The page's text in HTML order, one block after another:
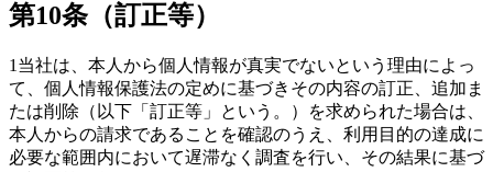
第10条（訂正等）
1 当社は、本人から個人情報が真実でないという理由によっ
て、個人情報保護法の定めに基づきその内容の訂正、追加ま
たは削除（以下「訂正等」という。）を求められた場合は、
本人からの請求であることを確認のうえ、利用目的の達成に
必要な範囲内において遅滞なく調査を行い、その結果に基づ